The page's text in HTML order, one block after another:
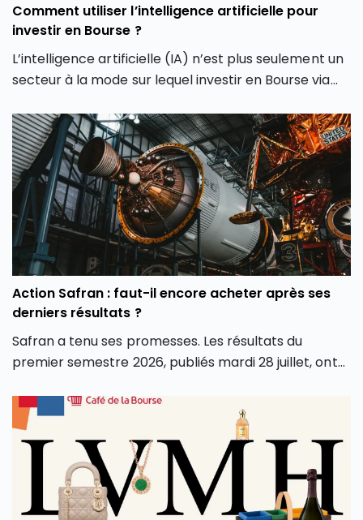
Comment utiliser l’intelligence artificielle pour
investir en Bourse ?
L’intelligence artificielle (IA) n’est plus seulement un
secteur à la mode sur lequel investir en Bourse via
même de notre façon d’investir en Bourse avec de
nouveaux outils et de nouvelles approches. Dans cet
article, découvrez comment l’intelligence artificielle
peut transformer votre façon d’investir en Bourse et
vous aider à mieux saisir les opportunités des
marchés.
Action Safran : faut-il encore acheter après ses
derniers résultats ?
Safran a tenu ses promesses. Les résultats du
premier semestre 2026, publiés mardi 28 juillet, ont
d’affaires, marge opérationnelle et surtout
génération de cash. Conséquence directe, le groupe
a relevé l’intégralité de ses objectifs pour l’année.
Alors que le groupe aéronautique et de défense
français est récompensé en Bourse pour ses bons
résultats du premier semestre 2026, faut-il en